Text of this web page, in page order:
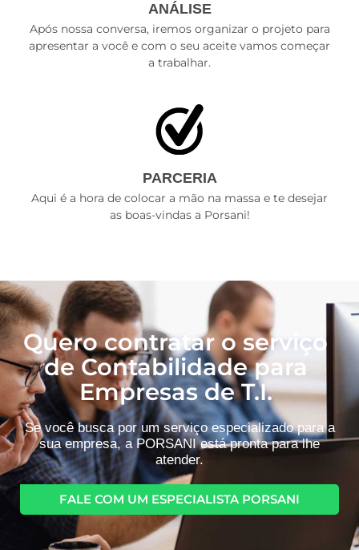
ANÁLISE
Após nossa conversa, iremos organizar o projeto para
apresentar a você e com o seu aceite vamos começar
a trabalhar.
PARCERIA
Aqui é a hora de colocar a mão na massa e te desejar
as boas-vindas a Porsani!
Quero contratar o serviço
de Contabilidade para
Empresas de T.I.
Se você busca por um serviço especializado para a
sua empresa, a PORSANI está pronta para lhe
atender.
FALE COM UM ESPECIALISTA PORSANI